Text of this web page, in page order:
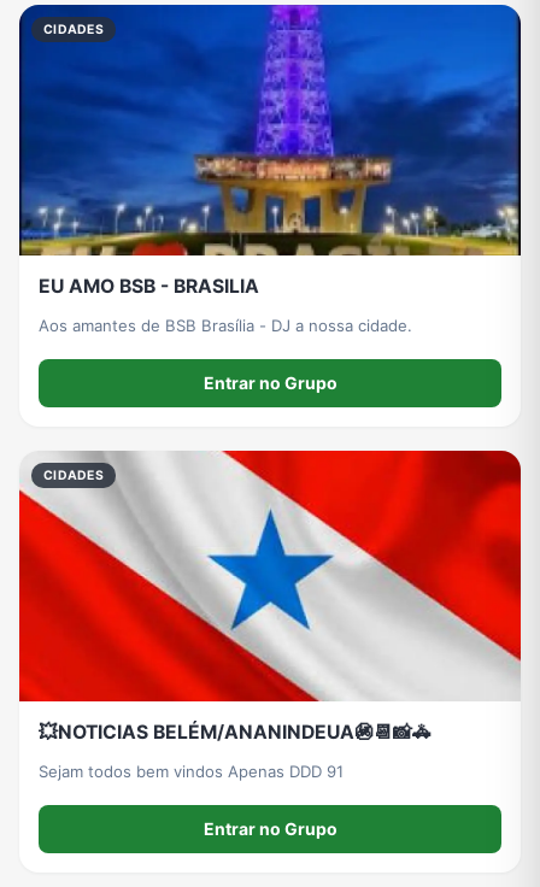
CIDADES
EU AMO BSB - BRASILIA
Aos amantes de BSB Brasília - DJ a nossa cidade.
Entrar no Grupo
CIDADES
💥NOTICIAS BELÉM/ANANINDEUA🚳📆📸🚓
Sejam todos bem vindos Apenas DDD 91
Entrar no Grupo